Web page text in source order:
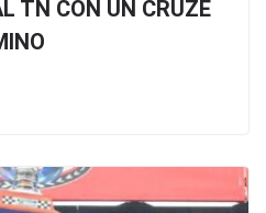
TN CON UN CRUZE